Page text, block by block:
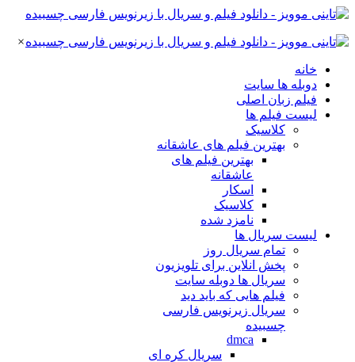
×
خانه
دوبله ها سایت
فیلم زبان اصلی
لیست فیلم ها
کلاسیک
بهترین فیلم های عاشقانه
بهترین فیلم های
عاشقانه
اسکار
کلاسیک
نامزد شده
لیست سریال ها
تمام سریال روز
پخش انلاین برای تلویزیون
سریال ها دوبله سایت
فیلم هایی که باید دید
سریال زیرنویس فارسی
چسبیده
dmca
سریال کره ای